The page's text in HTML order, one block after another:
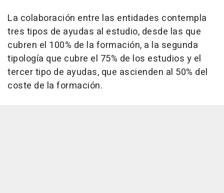
La colaboración entre las entidades contempla
tres tipos de ayudas al estudio, desde las que
cubren el 100% de la formación, a la segunda
tipología que cubre el 75% de los estudios y el
tercer tipo de ayudas, que ascienden al 50% del
coste de la formación.